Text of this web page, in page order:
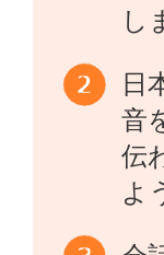
し
日
音
伝
よ